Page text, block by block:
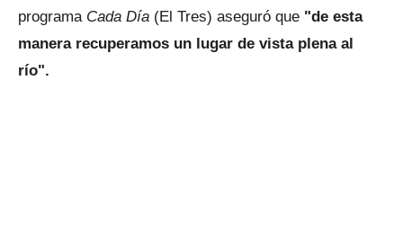
programa Cada Día (El Tres) aseguró que "de esta
manera recuperamos un lugar de vista plena al
río".